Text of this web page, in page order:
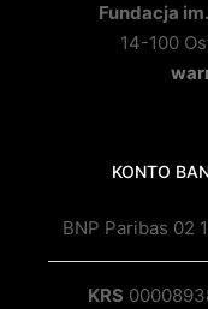
Fundacja
14-100
KONTO
BNP Paribas 02
KRS